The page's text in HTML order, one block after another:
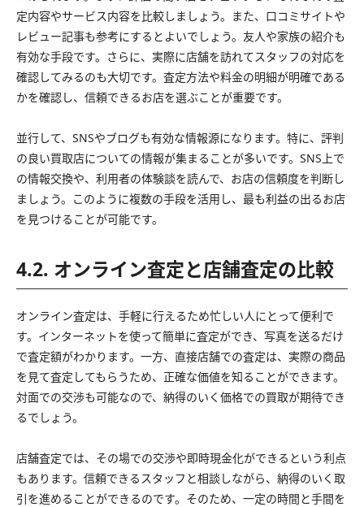
定内容やサービス内容を比較しましょう。また、口コミサイトや
レビュー記事も参考にするとよいでしょう。友人や家族の紹介も
有効な手段です。さらに、実際に店舗を訪れてスタッフの対応を
確認してみるのも大切です。査定方法や料金の明細が明確である
かを確認し、信頼できるお店を選ぶことが重要です。
並行して、SNSやブログも有効な情報源になります。特に、評判
の良い買取店についての情報が集まることが多いです。SNS上で
の情報交換や、利用者の体験談を読んで、お店の信頼度を判断し
ましょう。このように複数の手段を活用し、最も利益の出るお店
を見つけることが可能です。
4.2. オンライン査定と店舗査定の比較
オンライン査定は、手軽に行えるため忙しい人にとって便利で
す。インターネットを使って簡単に査定ができ、写真を送るだけ
で査定額がわかります。一方、直接店舗での査定は、実際の商品
を見て査定してもらうため、正確な価値を知ることができます。
対面での交渉も可能なので、納得のいく価格での買取が期待でき
るでしょう。
店舗査定では、その場での交渉や即時現金化ができるという利点
もあります。信頼できるスタッフと相談しながら、納得のいく取
引を進めることができるのです。そのため、一定の時間と手間を